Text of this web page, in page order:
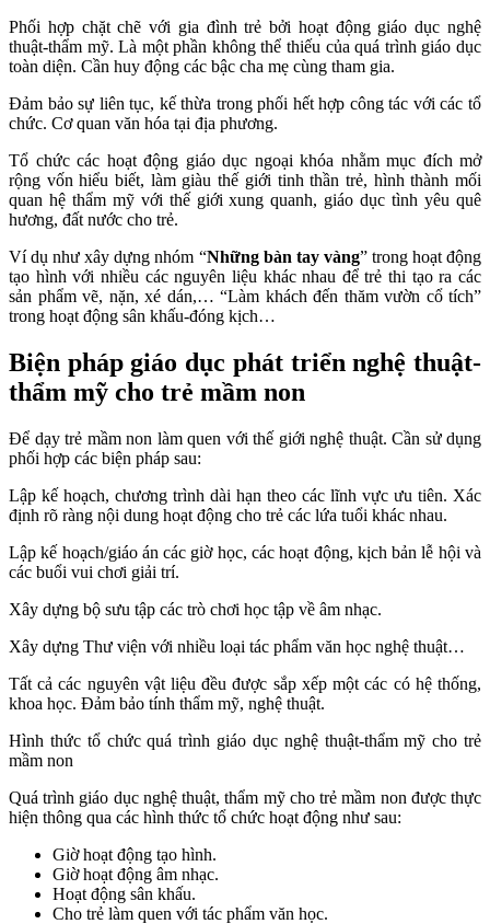
Phối hợp chặt chẽ với gia đình trẻ bởi hoạt động giáo dục nghệ
thuật-thẩm mỹ. Là một phần không thể thiếu của quá trình giáo dục
toàn diện. Cần huy động các bậc cha mẹ cùng tham gia.
Đảm bảo sự liên tục, kế thừa trong phối hết hợp công tác với các tổ
chức. Cơ quan văn hóa tại địa phương.
Tổ chức các hoạt động giáo dục ngoại khóa nhằm mục đích mở
rộng vốn hiểu biết, làm giàu thế giới tinh thần trẻ, hình thành mối
quan hệ thẩm mỹ với thế giới xung quanh, giáo dục tình yêu quê
hương, đất nước cho trẻ.
Ví dụ như xây dựng nhóm “Những bàn tay vàng” trong hoạt động
tạo hình với nhiều các nguyên liệu khác nhau để trẻ thi tạo ra các
sản phẩm vẽ, nặn, xé dán,… “Làm khách đến thăm vườn cổ tích”
trong hoạt động sân khấu-đóng kịch…
Biện pháp giáo dục phát triển nghệ thuật-
thẩm mỹ cho trẻ mầm non
Để dạy trẻ mầm non làm quen với thế giới nghệ thuật. Cần sử dụng
phối hợp các biện pháp sau:
Lập kế hoạch, chương trình dài hạn theo các lĩnh vực ưu tiên. Xác
định rõ ràng nội dung hoạt động cho trẻ các lứa tuổi khác nhau.
Lập kế hoạch/giáo án các giờ học, các hoạt động, kịch bản lễ hội và
các buổi vui chơi giải trí.
Xây dựng bộ sưu tập các trò chơi học tập về âm nhạc.
Xây dựng Thư viện với nhiều loại tác phẩm văn học nghệ thuật…
Tất cả các nguyên vật liệu đều được sắp xếp một các có hệ thống,
khoa học. Đảm bảo tính thẩm mỹ, nghệ thuật.
Hình thức tổ chức quá trình giáo dục nghệ thuật-thẩm mỹ cho trẻ
mầm non
Quá trình giáo dục nghệ thuật, thẩm mỹ cho trẻ mầm non được thực
hiện thông qua các hình thức tổ chức hoạt động như sau:
Giờ hoạt động tạo hình.
Giờ hoạt động âm nhạc.
Hoạt động sân khấu.
Cho trẻ làm quen với tác phẩm văn học.